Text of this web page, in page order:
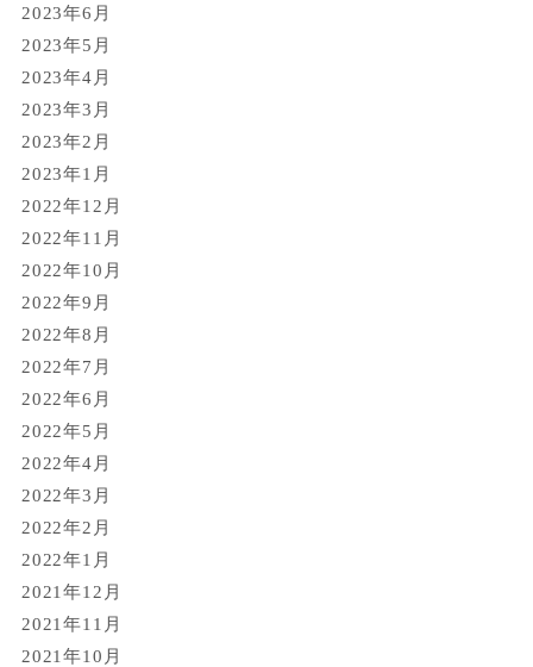
2023年6月
2023年5月
2023年4月
2023年3月
2023年2月
2023年1月
2022年12月
2022年11月
2022年10月
2022年9月
2022年8月
2022年7月
2022年6月
2022年5月
2022年4月
2022年3月
2022年2月
2022年1月
2021年12月
2021年11月
2021年10月